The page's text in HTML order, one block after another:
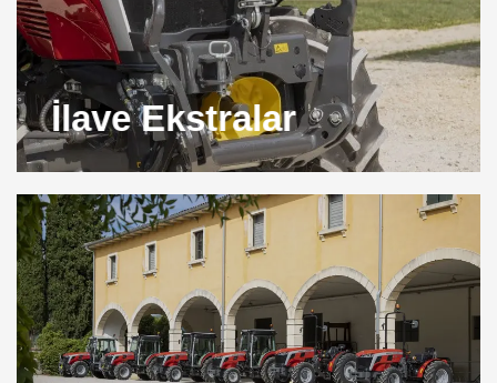
İlave Ekstralar